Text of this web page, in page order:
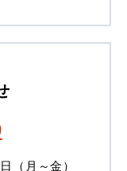
（月～金）